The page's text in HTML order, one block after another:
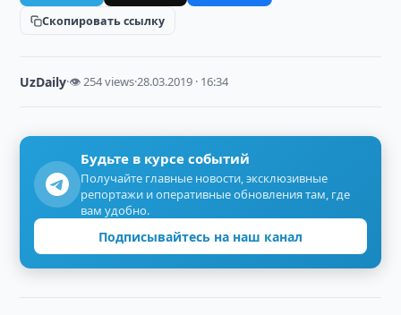
Скопировать ссылку
UzDaily·👁 254 views·28.03.2019 · 16:34
Будьте в курсе событий
Получайте главные новости, эксклюзивные
репортажи и оперативные обновления там, где
вам удобно.
Подписывайтесь на наш канал